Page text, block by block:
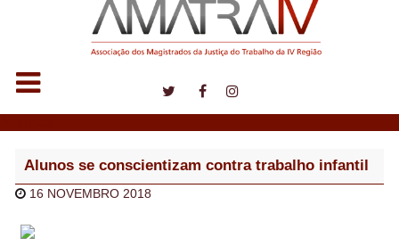
Alunos se conscientizam contra trabalho infantil
16 NOVEMBRO 2018